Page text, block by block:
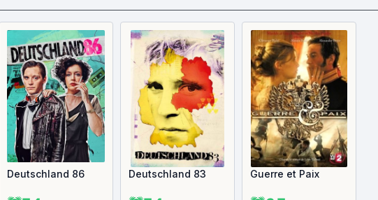
Deutschland 86 Deutschland 83 Guerre et Paix